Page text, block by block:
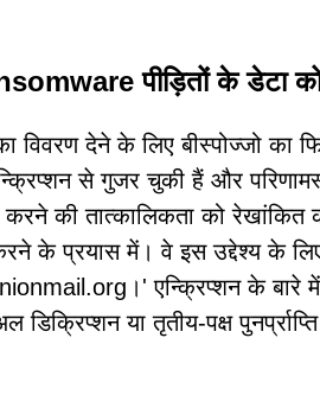
पीड़ितों के डेटा
विवरण देने के लिए बीस्पोज्जो का
से गुजर चुकी हैं और
करने की तात्कालिकता को
के प्रयास में। वे इस उद्देश्य के
एन्क्रिप्शन के बारे में
डिक्रिप्शन या तृतीय-पक्ष